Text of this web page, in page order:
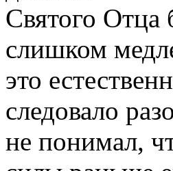
Святого Отца
слишком
это
следовало
не понимал,